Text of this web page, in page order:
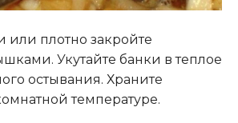
или плотно закройте
Укутайте банки в теплое
остывания. Храните
температуре.